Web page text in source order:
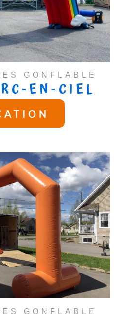
GONFLABLE
EN-CIEL
GONFLABLE